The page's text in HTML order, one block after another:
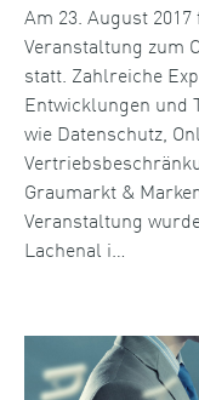
Am 23. August
Veranstaltung zum
statt. Zahlreiche
Entwicklungen und
wie Datenschutz,
Graumarkt &
Veranstaltung
Lachenal i…